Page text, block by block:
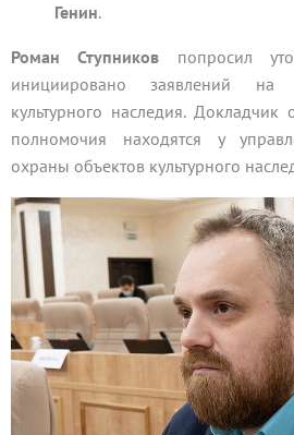
Генин.
Роман Ступников попросил
инициировано заявлений на
культурного наследия. Докладчик
полномочия находятся у
охраны объектов культурного